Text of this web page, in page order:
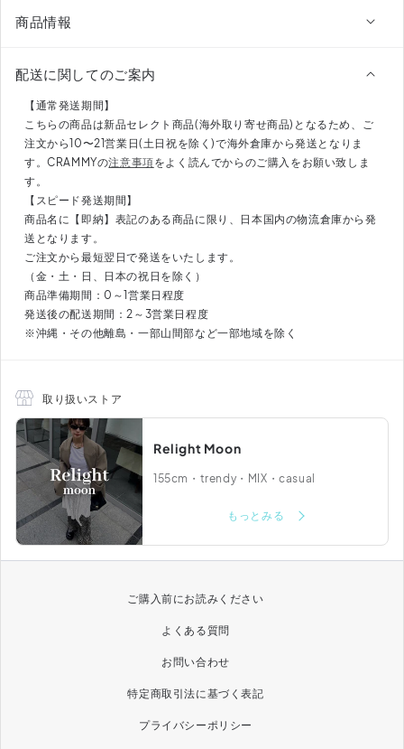
DPB79164
量
を
減
ら
す
量
増
や
す
商品情報
配送に関してのご案内
【通常発送期間】
こちらの商品は新品セレクト商品(海外取り寄せ商品)となるため、ご
注文から10〜21営業日(土日祝を除く)で海外倉庫から発送となりま
す。CRAMMYの注意事項をよく読んでからのご購入をお願い致しま
す。
【スピード発送期間】
商品名に【即納】表記のある商品に限り、日本国内の物流倉庫から発
送となります。
ご注文から最短翌日で発送をいたします。
（金・土・日、日本の祝日を除く）
商品準備期間：0～1営業日程度
発送後の配送期間：2～3営業日程度
※沖縄・その他離島・一部山間部など一部地域を除く
取り扱いストア
Relight Moon
155cm・trendy・MIX・casual
もっとみる
ご購入前にお読みください
よくある質問
お問い合わせ
特定商取引法に基づく表記
プライバシーポリシー